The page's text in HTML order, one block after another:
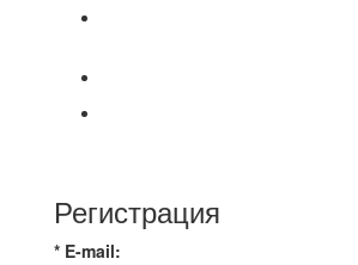
Регистрация
* E-mail: